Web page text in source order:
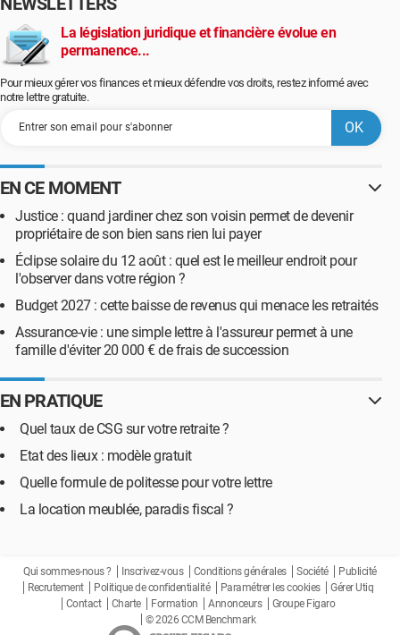
La législation juridique et financière évolue en
permanence...
Pour mieux gérer vos finances et mieux défendre vos droits, restez informé avec
notre lettre gratuite.
EN CE MOMENT
Justice : quand jardiner chez son voisin permet de devenir
propriétaire de son bien sans rien lui payer
Éclipse solaire du 12 août : quel est le meilleur endroit pour
l'observer dans votre région ?
Budget 2027 : cette baisse de revenus qui menace les retraités
Assurance-vie : une simple lettre à l'assureur permet à une
famille d'éviter 20 000 € de frais de succession
EN PRATIQUE
Quel taux de CSG sur votre retraite ?
Etat des lieux : modèle gratuit
Quelle formule de politesse pour votre lettre
La location meublée, paradis fiscal ?
Qui sommes-nous ? Inscrivez-vous Conditions générales Société
Publicité
Recrutement
Politique de confidentialité Paramétrer les cookies
Gérer Utiq
Contact
Charte Formation Annonceurs
Groupe Figaro
© 2026 CCM Benchmark